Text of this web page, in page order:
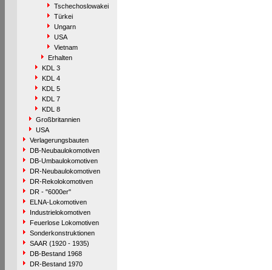
Tschechoslowakei
Türkei
Ungarn
USA
Vietnam
Erhalten
KDL 3
KDL 4
KDL 5
KDL 7
KDL 8
Großbritannien
USA
Verlagerungsbauten
DB-Neubaulokomotiven
DB-Umbaulokomotiven
DR-Neubaulokomotiven
DR-Rekolokomotiven
DR - "6000er"
ELNA-Lokomotiven
Industrielokomotiven
Feuerlose Lokomotiven
Sonderkonstruktionen
SAAR (1920 - 1935)
DB-Bestand 1968
DR-Bestand 1970